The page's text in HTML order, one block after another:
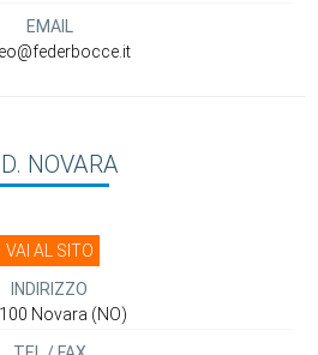
EMAIL
NOVARA
VAI AL SITO
INDIRIZZO
Novara (NO)